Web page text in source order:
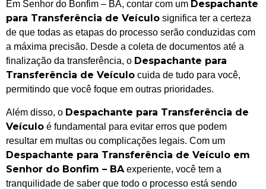
Em Senhor do Bonfim – BA, contar com um Despachante
para Transferência de Veículo significa ter a certeza
de que todas as etapas do processo serão conduzidas com
a máxima precisão. Desde a coleta de documentos até a
finalização da transferência, o Despachante para
Transferência de Veículo cuida de tudo para você,
permitindo que você foque em outras prioridades.
Além disso, o Despachante para Transferência de
Veículo é fundamental para evitar erros que podem
resultar em multas ou complicações legais. Com um
Despachante para Transferência de Veículo em
Senhor do Bonfim – BA experiente, você tem a
tranquilidade de saber que todo o processo está sendo